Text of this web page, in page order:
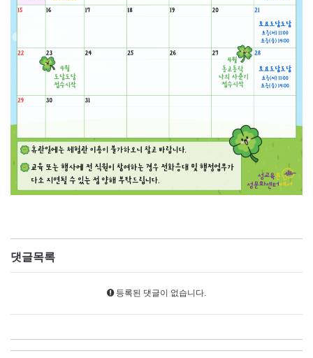
댓글목록
등록된 댓글이 없습니다.